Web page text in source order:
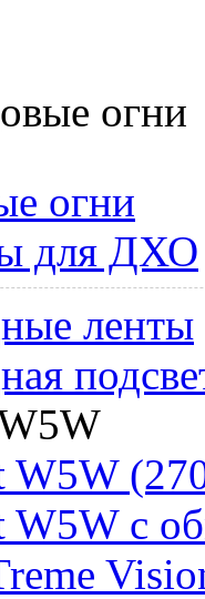
огни
огни
для ДХО
ленты
с